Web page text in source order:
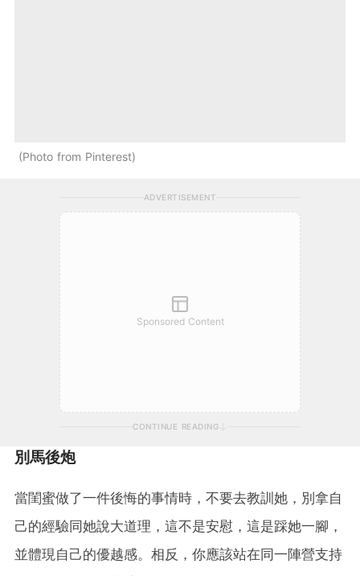
Photo from Pinterest
ADVERTISEMENT
Sponsored Content
CONTINUE READING
別馬後炮
當閨蜜做了一件後悔的事情時，不要去教訓她，別拿自
己的經驗同她說大道理，這不是安慰，這是踩她一腳，
並體現自己的優越感。相反，你應該站在同一陣營支持